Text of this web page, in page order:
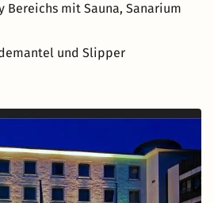
Bereichs mit Sauna, Sanarium
und Slipper